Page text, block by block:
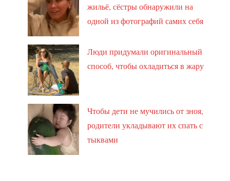
жильё, сёстры обнаружили на
одной из фотографий самих себя
Люди придумали оригинальный
способ, чтобы охладиться в жару
Чтобы дети не мучились от зноя,
родители укладывают их спать с
тыквами